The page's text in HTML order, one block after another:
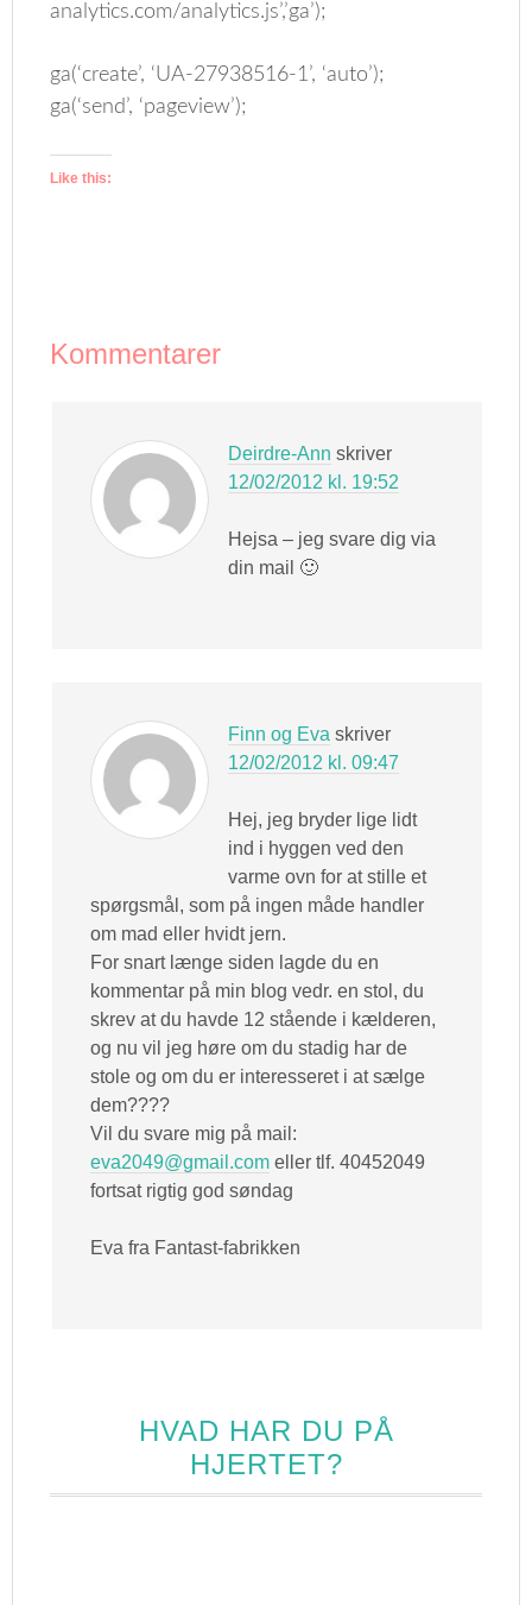
analytics.com/analytics.js’,’ga’);
ga(‘create’, ‘UA-27938516-1’, ‘auto’);
ga(‘send’, ‘pageview’);
Like this:
Kommentarer
Deirdre-Ann skriver
12/02/2012 kl. 19:52
Hejsa – jeg svare dig via
din mail 🙂
Finn og Eva skriver
12/02/2012 kl. 09:47
Hej, jeg bryder lige lidt
ind i hyggen ved den
varme ovn for at stille et
spørgsmål, som på ingen måde handler
om mad eller hvidt jern.
For snart længe siden lagde du en
kommentar på min blog vedr. en stol, du
skrev at du havde 12 stående i kælderen,
og nu vil jeg høre om du stadig har de
stole og om du er interesseret i at sælge
dem????
Vil du svare mig på mail:
eva2049@gmail.com eller tlf. 40452049
fortsat rigtig god søndag
Eva fra Fantast-fabrikken
HVAD HAR DU PÅ
HJERTET?